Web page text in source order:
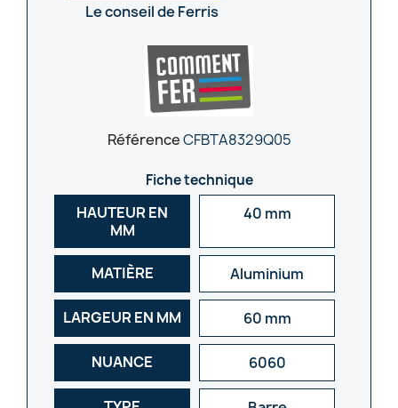
Le conseil de Ferris
RéférenceCFBTA8329Q05
Fiche technique
HAUTEUR EN
MM
40 mm
MATIÈRE Aluminium
LARGEUR EN MM 60 mm
NUANCE 6060